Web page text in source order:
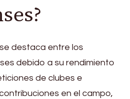
destaca entre los
debido a su rendimiento
de clubes e
en el campo,